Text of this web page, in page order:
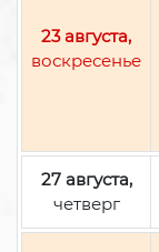
23 августа,
воскресенье
27 августа,
четверг